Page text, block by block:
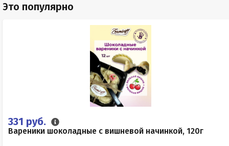
Это популярно
331 руб.
Вареники шоколадные с вишневой начинкой, 120г